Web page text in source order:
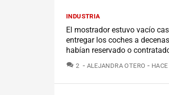
INDUSTRIA
El mostrador estuvo vacío
entregar los coches a
habían reservado o
2 COMENTARIOS
ALEJANDRA OTERO